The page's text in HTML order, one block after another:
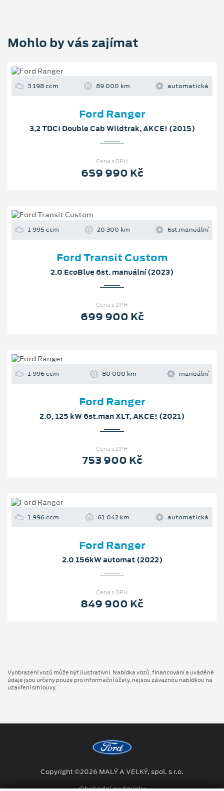
Mohlo by vás zajímat
3 198 ccm 89 000 km automatická
Ford Ranger
3,2 TDCI Double Cab Wildtrak, AKCE! (2015)
Cena s DPH
659 990 Kč
1 995 ccm 20 300 km 6st.manuální
Ford Transit Custom
2.0 EcoBlue 6st. manuální (2023)
Cena s DPH
699 900 Kč
1 996 ccm 80 000 km manuální
Ford Ranger
2.0, 125 kW 6st.man XLT, AKCE! (2021)
Cena s DPH
753 900 Kč
1 996 ccm 61 042 km automatická
Ford Ranger
2.0 156kW automat (2022)
Cena s DPH
849 900 Kč
Vyobrazení vozů může být ilustrativní. Nabídka vozů, financování a uváděné
údaje jsou určeny pouze pro informační účely, nejsou závaznou nabídkou na
uzavření smlouvy.
Copyright ©2026 MALÝ A VELKÝ, spol. s r.o.
Obchodní podmínky